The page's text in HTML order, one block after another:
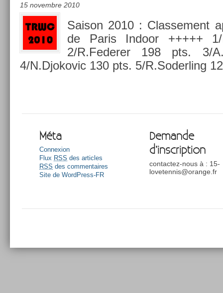
15 novembre 2010
Saison 2010 : Clas­se­ment
de Paris In­door +++++
2/R.Federer 198 pts. 3/
4/N.Djokovic 130 pts. 5/R.Soderling
Méta
Connexion
Flux RSS des articles
RSS des commentaires
Site de WordPress-FR
Demande
d’inscription
contactez-nous à : 15-
lovetennis@orange.fr